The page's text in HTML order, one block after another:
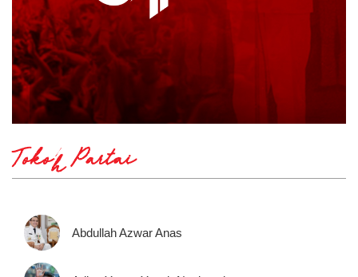
Tokoh Partai
Abdullah Azwar Anas